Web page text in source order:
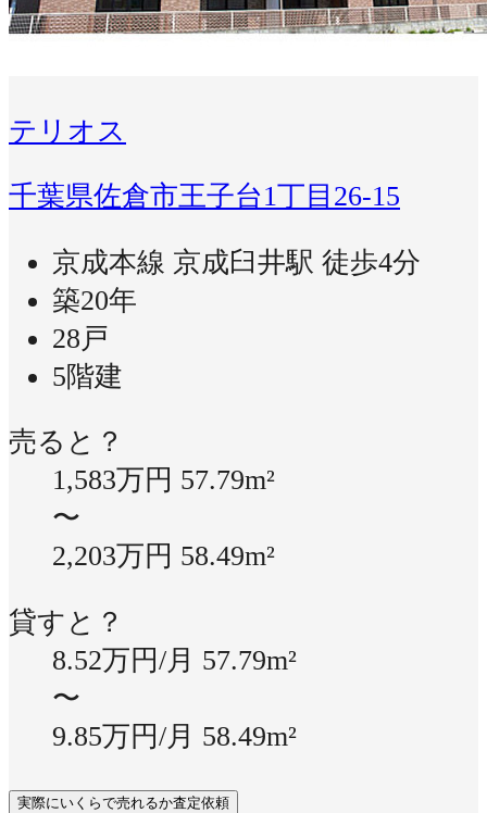
テリオス
千葉県佐倉市王子台1丁目26-15
京成本線 京成臼井駅 徒歩4分
築20年
28戸
5階建
売ると？
1,583万円 57.79m²
〜
2,203万円 58.49m²
貸すと？
8.52万円/月 57.79m²
〜
9.85万円/月 58.49m²
実際にいくらで売れるか査定依頼